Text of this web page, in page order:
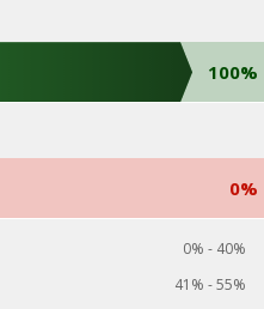
100%
0%
0% - 40%
41% - 55%